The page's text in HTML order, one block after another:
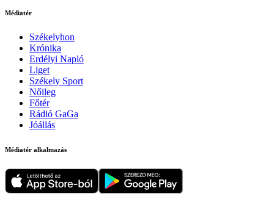
Médiatér
Székelyhon
Krónika
Erdélyi Napló
Liget
Székely Sport
Nőileg
Főtér
Rádió GaGa
Jóállás
Médiatér alkalmazás